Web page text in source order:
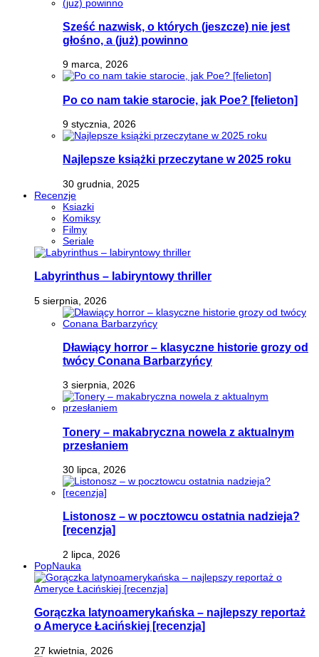
Sześć nazwisk, o których (jeszcze) nie jest
głośno, a (już) powinno
9 marca, 2026
Po co nam takie starocie, jak Poe? [felieton]
9 stycznia, 2026
Najlepsze książki przeczytane w 2025 roku
30 grudnia, 2025
Recenzje
Ksiazki
Komiksy
Filmy
Seriale
Labyrinthus – labiryntowy thriller
5 sierpnia, 2026
Dławiący horror – klasyczne historie grozy od
twócy Conana Barbarzyńcy
3 sierpnia, 2026
Tonery – makabryczna nowela z aktualnym
przesłaniem
30 lipca, 2026
Listonosz – w pocztowcu ostatnia nadzieja?
[recenzja]
2 lipca, 2026
PopNauka
Gorączka latynoamerykańska – najlepszy reportaż
o Ameryce Łacińskiej [recenzja]
27 kwietnia, 2026